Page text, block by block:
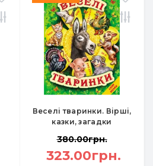
Веселі тваринки. Вірші,
казки, загадки
380.00грн.
323.00грн.